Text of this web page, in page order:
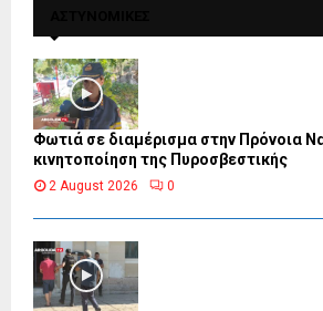
Φωτιά σε διαμέρισμα στην Πρόνοια
κινητοποίηση της Πυροσβεστικής
2 August 2026 0